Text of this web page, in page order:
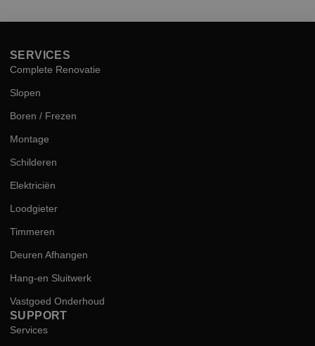
SERVICES
Complete Renovatie
Slopen
Boren / Frezen
Montage
Schilderen
Elektriciën
Loodgieter
Timmeren
Deuren Afhangen
Hang-en Sluitwerk
Vastgoed Onderhoud
SUPPORT
Services